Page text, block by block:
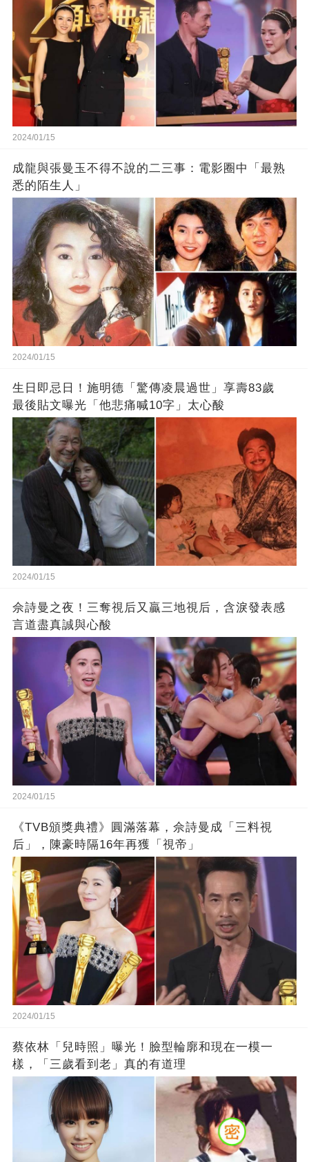
2024/01/15
成龍與張曼玉不得不說的二三事：電影圈中「最熟
悉的陌生人」
2024/01/15
生日即忌日！施明德「驚傳凌晨過世」享壽83歲
最後貼文曝光「他悲痛喊10字」太心酸
2024/01/15
佘詩曼之夜！三奪視后又贏三地視后，含淚發表感
言道盡真誠與心酸
2024/01/15
《TVB頒獎典禮》圓滿落幕，佘詩曼成「三料視
后」，陳豪時隔16年再獲「視帝」
2024/01/15
蔡依林「兒時照」曝光！臉型輪廓和現在一模一
樣，「三歲看到老」真的有道理